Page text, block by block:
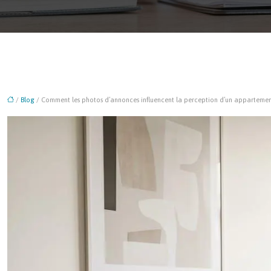
/ Blog / Comment les photos d’annonces influencent la perception d’un